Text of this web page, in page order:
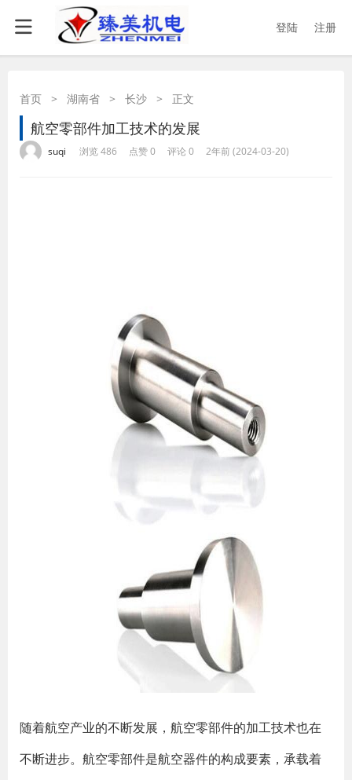
登陆 注册
首页 > 湖南省 > 长沙 > 正文
航空零部件加工技术的发展
suqi 浏览 486 点赞 0 评论 0 2年前 (2024-03-20)
随着航空产业的不断发展，航空零部件的加工技术也在
不断进步。航空零部件是航空器件的构成要素，承载着